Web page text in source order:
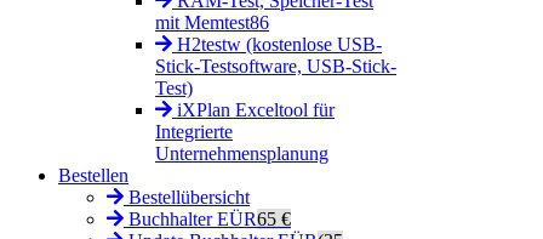
mit Memtest86
H2testw (kostenlose USB-
Stick-Testsoftware, USB-Stick-
Test)
iXPlan Exceltool für
Integrierte
Unternehmensplanung
Bestellen
Bestellübersicht
Buchhalter EÜR65 €